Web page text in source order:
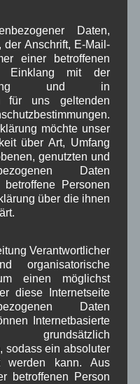
, Tourismus ,
, Verkehr
sein taeglich
Über uns
Daten,
Anschrift, E-Mail-
einer betroffenen
Einklang mit der
und in
für uns geltenden
möchte unser
über Art, Umfang
genutzten und
Daten
Personen
über die ihnen
Verantwortlicher
organisatorische
einen möglichst
diese Internetseite
Daten
Internetbasierte
grundsätzlich
sodass ein absoluter
werden kann. Aus
betroffenen Person